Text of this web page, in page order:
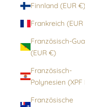
Finnland (EUR €)
Französisch-
(EUR €)
Französisch-
Französische